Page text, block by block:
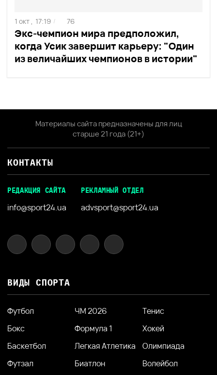
Экс-чемпион мира предположил,
когда Усик завершит карьеру: "Один
из величайших чемпионов в истории"
1 окт , 17:19 / 76
Материалы сайта предназначены для лиц
старше 21 года (21+)
КОНТАКТЫ
РЕДАКЦИЯ САЙТА
info@sport24.ua
РЕКЛАМНЫЙ ОТДЕЛ
advsport@sport24.ua
ВИДЫ СПОРТА
Футбол ЧМ 2026
Тенис
Бокс
Формула 1
Хокей
Баскетбол
Легкая Атлетика
Олимпиада
Футзал
Биатлон
Волейбол